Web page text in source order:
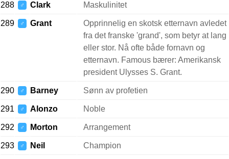
288 ♂ Clark Maskulinitet
289 ♂ Grant
Opprinnelig en skotsk etternavn avledet
fra det franske 'grand', som betyr at lang
eller stor. Nå ofte både fornavn og
etternavn. Famous bærer: Amerikansk
president Ulysses S. Grant.
290 ♂ Barney Sønn av profetien
291 ♂ Alonzo Noble
292 ♂ Morton Arrangement
293 ♂ Neil Champion